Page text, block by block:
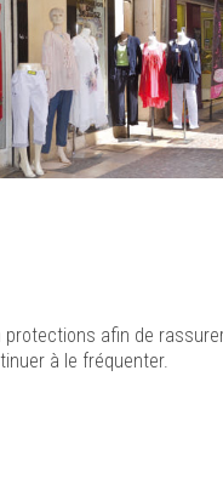
afin de
à le fréquenter.